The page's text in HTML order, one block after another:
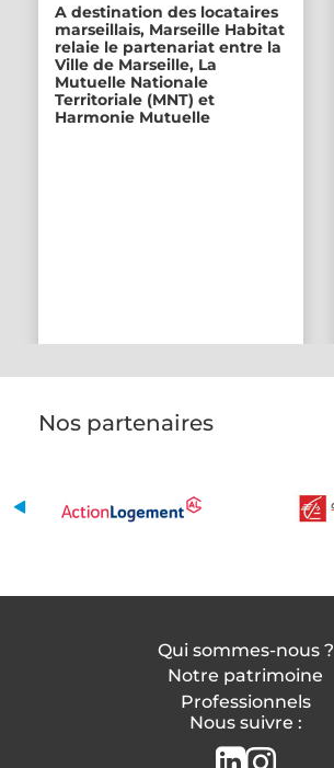
A destination des locataires
marseillais, Marseille Habitat
relaie le partenariat entre la
Ville de Marseille, La
Mutuelle Nationale
Territoriale (MNT) et
Harmonie Mutuelle
Nos partenaires
Qui sommes-nous ?
Notre patrimoine
Professionnels
Nous suivre :